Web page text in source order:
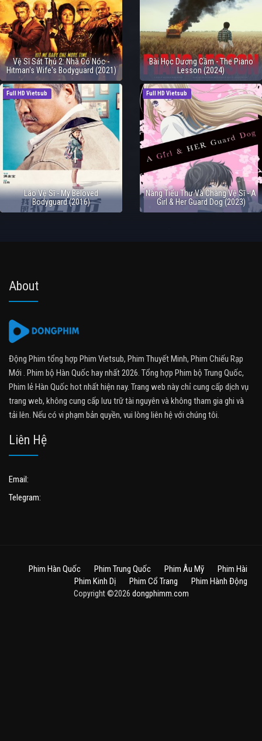
Vệ Sĩ Sát Thủ 2: Nhà Có Nóc -
Hitman's Wife's Bodyguard (2021)
Bài Học Dương Cầm - The Piano
Lesson (2024)
Full HD Vietsub
Lão Vệ Sĩ - My Beloved
Bodyguard (2016)
Full HD Vietsub
Nàng Tiểu Thư Và Chàng Vệ Sĩ - A
Girl & Her Guard Dog (2023)
About
Động Phim tổng hợp Phim Vietsub, Phim Thuyết Minh, Phim Chiếu Rạp
Mới . Phim bộ Hàn Quốc hay nhất 2026. Tổng hợp Phim bộ Trung Quốc,
Phim lẻ Hàn Quốc hot nhất hiện nay. Trang web này chỉ cung cấp dịch vụ
trang web, không cung cấp lưu trữ tài nguyên và không tham gia ghi và
tải lên. Nếu có vi phạm bản quyền, vui lòng liên hệ với chúng tôi.
Liên Hệ
Email:
Telegram:
Phim Hàn Quốc Phim Trung Quốc Phim Âu Mỹ
Phim Hài
Phim Kinh Dị
Phim Cổ Trang Phim Hành Động
Copyright ©2026 dongphimm.com